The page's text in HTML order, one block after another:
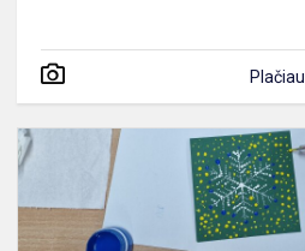
Plačiau
leteną!“